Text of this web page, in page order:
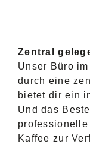
Zentral
Unser Büro im
durch eine
bietet dir ein
Und das
Kaffee zur